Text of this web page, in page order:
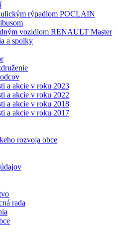
rýpadlom POCLAIN
vozidlom RENAULT Master
a spolky
a akcie v roku 2023
a akcie v roku 2022
a akcie v roku 2018
a akcie v roku 2017
rozvoja obce
rada